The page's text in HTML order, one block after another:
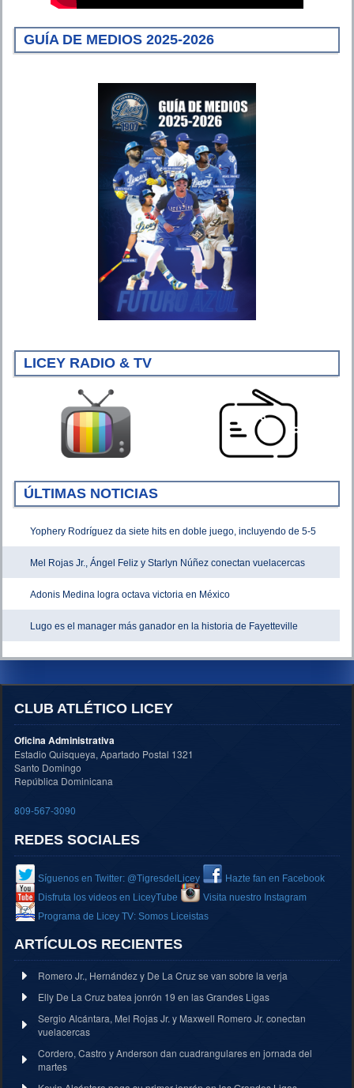
GUÍA DE MEDIOS 2025-2026
LICEY RADIO & TV
ÚLTIMAS NOTICIAS
Yophery Rodríguez da siete hits en doble juego, incluyendo de 5-5
Mel Rojas Jr., Ángel Feliz y Starlyn Núñez conectan vuelacercas
Adonis Medina logra octava victoria en México
Lugo es el manager más ganador en la historia de Fayetteville
CLUB ATLÉTICO LICEY
Oficina Administrativa
Estadio Quisqueya, Apartado Postal 1321
Santo Domingo
República Dominicana
809-567-3090
REDES SOCIALES
Síguenos en Twitter: @TigresdelLicey
Hazte fan en Facebook
Disfruta los videos en LiceyTube
Visita nuestro Instagram
Programa de Licey TV: Somos Liceistas
ARTÍCULOS RECIENTES
Romero Jr., Hernández y De La Cruz se van sobre la verja
Elly De La Cruz batea jonrón 19 en las Grandes Ligas
Sergio Alcántara, Mel Rojas Jr. y Maxwell Romero Jr. conectan
vuelacercas
Cordero, Castro y Anderson dan cuadrangulares en jornada del
martes